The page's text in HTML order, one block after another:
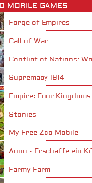
MOBILE GAMES
Forge of Empires
Call of War
Conflict of Nations:
Supremacy 1914
Empire: Four Kingdoms
Stonies
My Free Zoo Mobile
Anno - Erschaffe ein
Farmy Farm